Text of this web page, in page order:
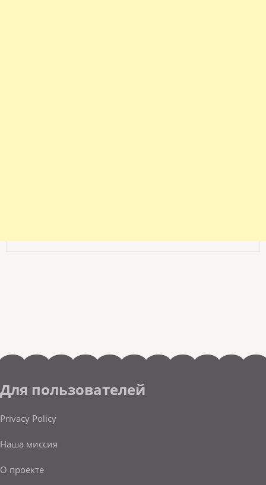
Для пользователей
Privacy Policy
Наша миссия
О проекте